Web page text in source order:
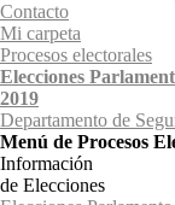
Contacto
Mi carpeta
Procesos electorales
Elecciones
2019
Departamento de
Menú de Procesos
Información
de Elecciones